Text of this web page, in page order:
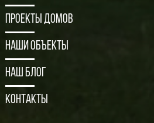
Проекты домов
Наши объекты
Наш блог
Контакты